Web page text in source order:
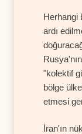
Herhangi
ardı
"kolektif
bölge
etmesi
İran'ın